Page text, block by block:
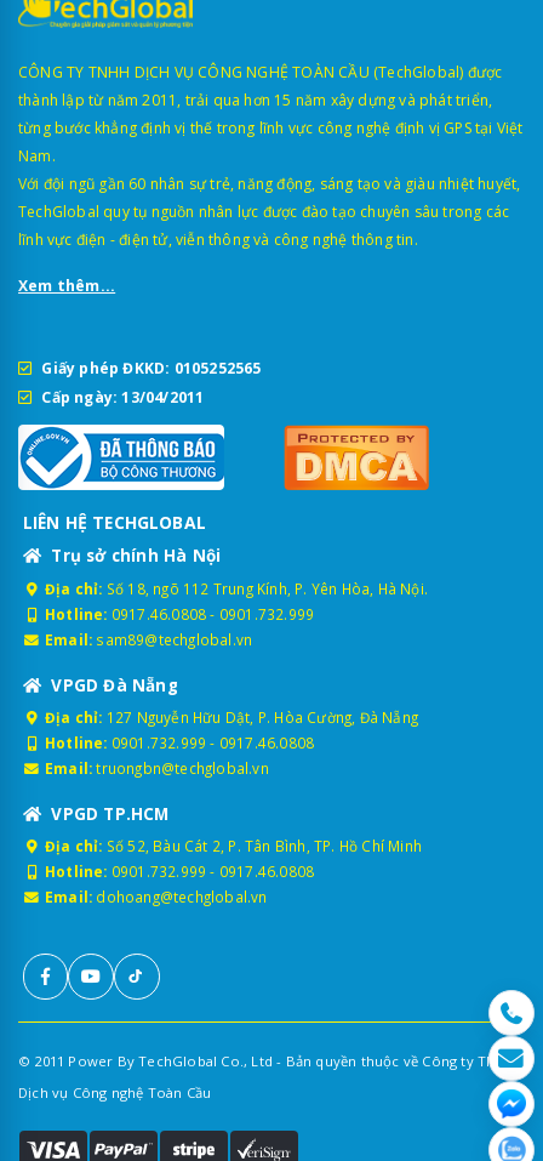
CÔNG TY TNHH DỊCH VỤ CÔNG NGHỆ TOÀN CẦU (TechGlobal) được
thành lập từ năm 2011, trải qua hơn 15 năm xây dựng và phát triển,
từng bước khẳng định vị thế trong lĩnh vực công nghệ định vị GPS tại Việt
Nam.
Với đội ngũ gần 60 nhân sự trẻ, năng động, sáng tạo và giàu nhiệt huyết,
TechGlobal quy tụ nguồn nhân lực được đào tạo chuyên sâu trong các
lĩnh vực điện - điện tử, viễn thông và công nghệ thông tin.
Xem thêm...
Giấy phép ĐKKD: 0105252565
Cấp ngày: 13/04/2011
LIÊN HỆ TECHGLOBAL
Trụ sở chính Hà Nội
Địa chỉ: Số 18, ngõ 112 Trung Kính, P. Yên Hòa, Hà Nội.
Hotline: 0917.46.0808- 0901.732.999
Email: sam89@techglobal.vn
VPGD Đà Nẵng
Địa chỉ: 127 Nguyễn Hữu Dật, P. Hòa Cường, Đà Nẵng
Hotline: 0901.732.999 - 0917.46.0808
Email: truongbn@techglobal.vn
VPGD TP.HCM
Địa chỉ: Số 52, Bàu Cát 2, P. Tân Bình, TP. Hồ Chí Minh
Hotline: 0901.732.999 - 0917.46.0808
Email: dohoang@techglobal.vn
© 2011 Power By TechGlobal Co., Ltd - Bản quyền thuộc về Công ty TNHH
Dịch vụ Công nghệ Toàn Cầu